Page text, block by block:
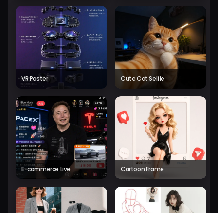
VR Poster Cute Cat Selfie
E-commerce Live Cartoon Frame